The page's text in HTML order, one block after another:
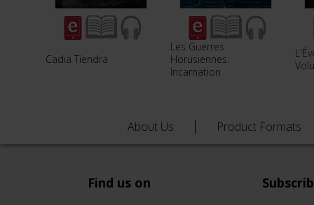
Cadia Tiendra
Les Guerres
Horusiennes:
Incarnation
About Us Product Formats
Find us on